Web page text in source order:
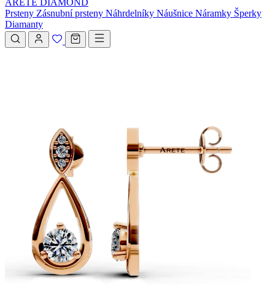
ARETE DIAMOND
Prsteny Zásnubní prsteny Náhrdelníky Náušnice Náramky Šperky
Diamanty